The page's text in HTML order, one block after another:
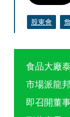
股東會
食品大廠
市場派龍
即召開董